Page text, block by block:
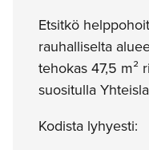
Etsitkö
rauhalliselta
tehokas 47,5 m²
suositulla
Kodista lyhyesti: